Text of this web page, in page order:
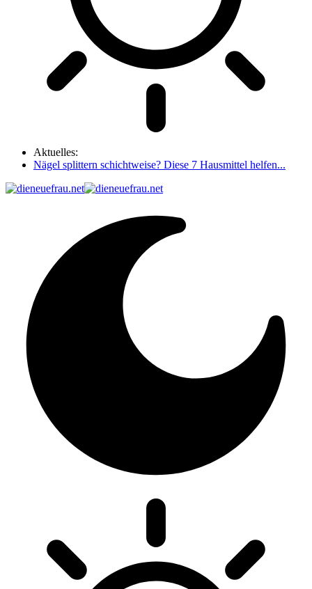
Aktuelles:
Nägel splittern schichtweise? Diese 7 Hausmittel helfen...